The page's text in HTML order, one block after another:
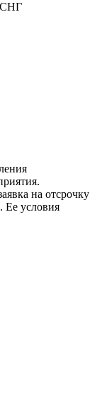
СНГ
на отсрочку
Ее условия